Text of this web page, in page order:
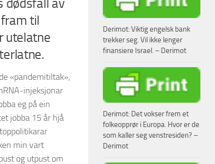
dødsfall av
til
utelatne
«pandemitiltak»,
injeksjonar
eg på ein
jobba 15 år hjå
min vart
og utpust om
Derimot: Viktig engelsk bank
trekker seg. Vil ikke lenger
finansiere Israel. – Derimot
Derimot: Det vokser frem et
folkeopprør i Europa. Hvor er de
som kaller seg venstresiden? –
Derimot